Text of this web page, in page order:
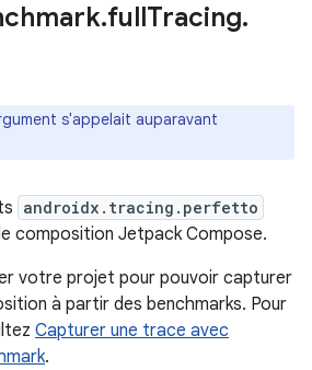
.fullTracing.
s'appelait auparavant
androidx.tracing.perfetto
composition Jetpack Compose.
votre projet pour pouvoir capturer
à partir des benchmarks. Pour
Capturer une trace avec
.